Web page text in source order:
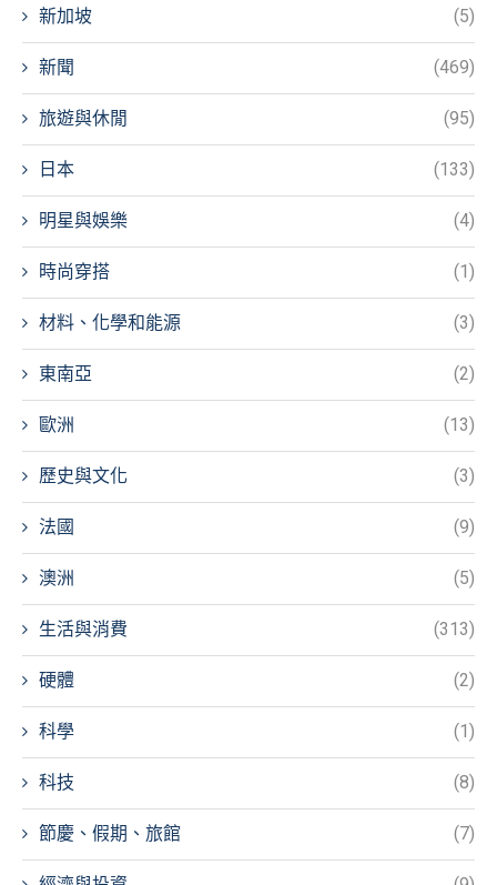
新加坡 (5)
新聞 (469)
旅遊與休閒 (95)
日本 (133)
明星與娛樂 (4)
時尚穿搭 (1)
材料、化學和能源 (3)
東南亞 (2)
歐洲 (13)
歷史與文化 (3)
法國 (9)
澳洲 (5)
生活與消費 (313)
硬體 (2)
科學 (1)
科技 (8)
節慶、假期、旅館 (7)